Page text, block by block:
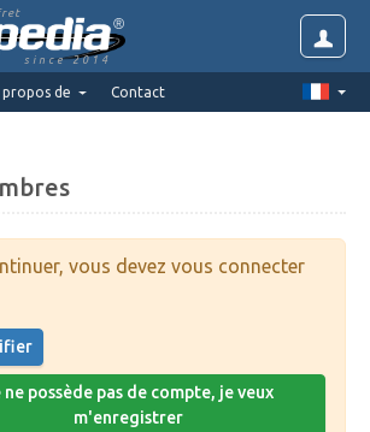
since 2014
propos de Contact
vous devez vous connecter
ne possède pas de compte, je veux
m'enregistrer